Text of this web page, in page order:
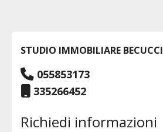
STUDIO IMMOBILIARE BECUCCI
055853173
335266452
Richiedi informazioni